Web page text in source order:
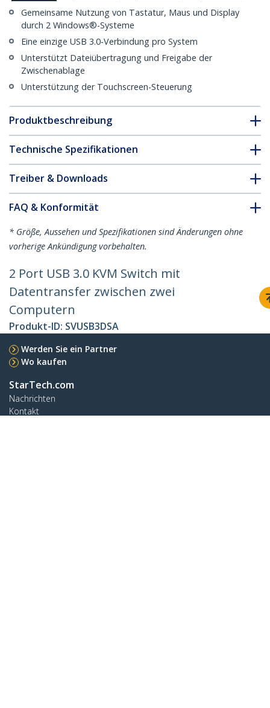
Gemeinsame Nutzung von Tastatur, Maus und Display
durch 2 Windows®-Systeme
Eine einzige USB 3.0-Verbindung pro System
Unterstützt Dateiübertragung und Freigabe der
Zwischenablage
Unterstützung der Touchscreen-Steuerung
Produktbeschreibung
Technische Spezifikationen
Treiber & Downloads
FAQ & Konformität
* Größe, Aussehen und Spezifikationen sind Änderungen ohne
vorherige Ankündigung vorbehalten.
2 Port USB 3.0 KVM Switch mit
Datentransfer zwischen zwei
Computern
Produkt-ID: SVUSB3DSA
Werden Sie ein Partner
Wo kaufen
StarTech.com
Nachrichten
Kontakt